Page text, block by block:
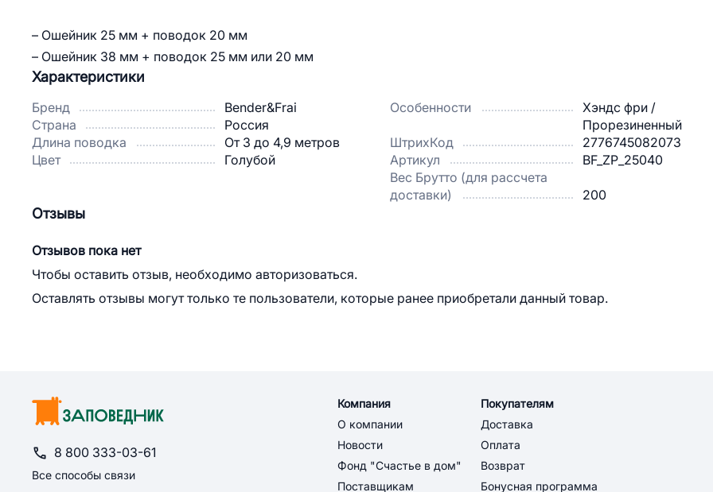
– Ошейник 25 мм + поводок 20 мм
– Ошейник 38 мм + поводок 25 мм или 20 мм
Характеристики
Бренд
Bender&Frai
Страна
Россия
Длина поводка
От 3 до 4,9 метров
Цвет
Голубой
Особенности
Хэндс фри /
Прорезиненный
ШтрихКод
2776745082073
Артикул
BF_ZP_25040
Вес Брутто (для рассчета
доставки)
200
Отзывы
Отзывов пока нет
Чтобы оставить отзыв, необходимо авторизоваться.
Оставлять отзывы могут только те пользователи, которые ранее приобретали данный товар.
8 800 333-03-61
Все способы связи
Компания
О компании
Новости
Фонд "Счастье в дом"
Поставщикам
Покупателям
Доставка
Оплата
Возврат
Бонусная программа